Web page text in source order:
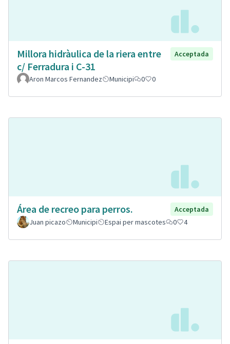
Millora hidràulica de la riera entre
c/ Ferradura i C-31
Acceptada
Aron Marcos Fernandez Municipi 0 0
Área de recreo para perros.
Acceptada
Juan picazo
Municipi Espai per mascotes 0 4